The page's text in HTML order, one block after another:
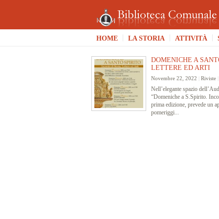
HOME LA STORIA ATTIVITÀ
DOMENICHE A
LETTERE ED ARTI
Novembre 22, 2022 Riviste
Nell’elegante spazio
“Domeniche a S.Spirito.
prima edizione, prevede un
pomeriggi...